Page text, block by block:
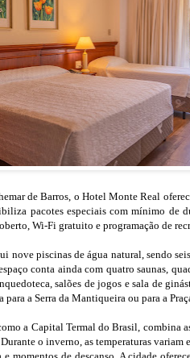
de Barros, o Hotel Monte Real
pacotes especiais com mínimo de
Wi-Fi gratuito e programação de
nove piscinas de água natural, sendo
conta ainda com quatro saunas,
salões de jogos e sala de
a Serra da Mantiqueira ou para a
a Capital Termal do Brasil, combina
o inverno, as temperaturas